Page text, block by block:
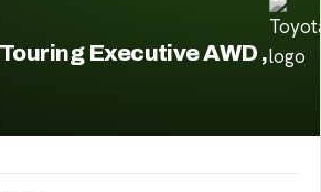
Executive AWD ,